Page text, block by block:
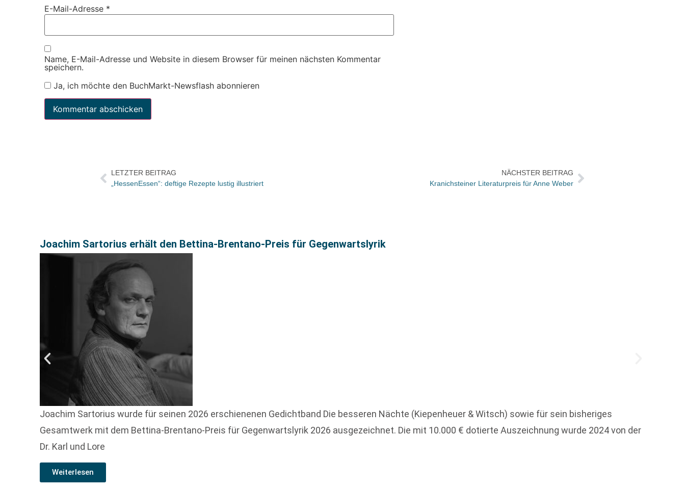
E-Mail-Adresse *
Name, E-Mail-Adresse und Website in diesem Browser für meinen nächsten Kommentar
speichern.
Ja, ich möchte den BuchMarkt-Newsflash abonnieren
LETZTER BEITRAG
„HessenEssen“: deftige Rezepte lustig illustriert
NÄCHSTER BEITRAG
Kranichsteiner Literaturpreis für Anne Weber
Joachim Sartorius erhält den Bettina-Brentano-Preis für Gegenwartslyrik
Joachim Sartorius wurde für seinen 2026 erschienenen Gedichtband Die besseren Nächte (Kiepenheuer & Witsch) sowie für sein bisheriges
Gesamtwerk mit dem Bettina-Brentano-Preis für Gegenwartslyrik 2026 ausgezeichnet. Die mit 10.000 € dotierte Auszeichnung wurde 2024 von der
Dr. Karl und Lore
Weiterlesen